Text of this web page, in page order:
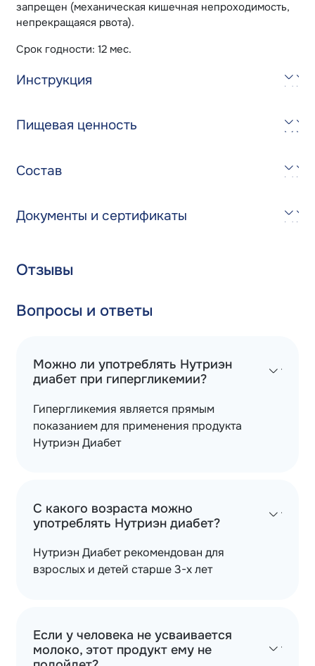
запрещен (механическая кишечная непроходимость,
непрекращаяся рвота).
Срок годности: 12 мес.
Инструкция
Пищевая ценность
Состав
Документы и сертификаты
Отзывы
Вопросы и ответы
Можно ли употреблять Нутриэн
диабет при гипергликемии?
Гипергликемия является прямым
показанием для применения продукта
Нутриэн Диабет
С какого возраста можно
употреблять Нутриэн диабет?
Нутриэн Диабет рекомендован для
взрослых и детей старше 3-х лет
Если у человека не усваивается
молоко, этот продукт ему не